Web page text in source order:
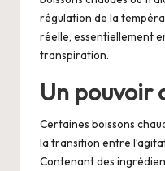
régulation de la
réelle, essentiellement
transpiration.
Un pouvoir
Certaines boissons
la transition entre
Contenant des